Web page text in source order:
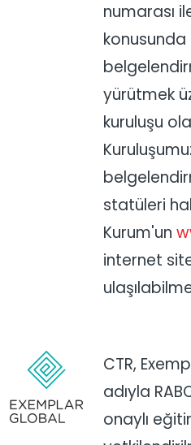
numarası
konusunda
yürütmek
kuruluşu
statüleri
Kurum'un
internet
CTR,
adıyla
onaylı